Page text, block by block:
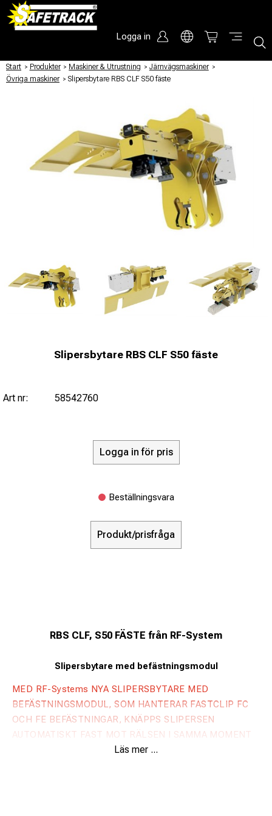
Logga in
Start / Produkter / Maskiner & Utrustning / Järnvägsmaskiner /
Övriga maskiner / Slipersbytare RBS CLF S50 fäste
Slipersbytare RBS CLF S50 fäste
Art nr: 58542760
Logga in för pris
Beställningsvara
Produkt/prisfråga
RBS CLF, S50 FÄSTE från RF-System
Slipersbytare med befästningsmodul
MED RF-Systems NYA SLIPERSBYTARE MED
BEFÄSTNINGSMODUL, SOM HANTERAR FASTCLIP FC
OCH FE BEFÄSTNINGAR, KNÄPPS SLIPERSEN
AUTOMATISKT FAST MOT RÄLSEN I SAMMA MOMENT
SOM BYTE AV SLIPERSEN SKER
Läs mer ...